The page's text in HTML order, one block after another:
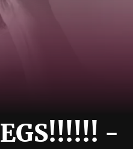
-